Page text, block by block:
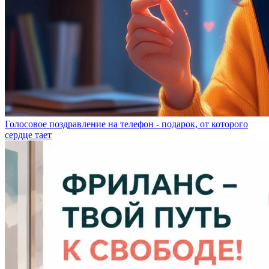
Голосовое поздравление на телефон - подарок, от которого
сердце тает